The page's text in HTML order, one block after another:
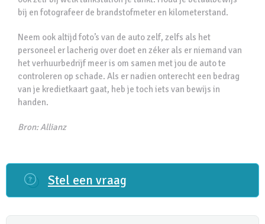
bij en fotografeer de brandstofmeter en kilometerstand.
Neem ook altijd foto’s van de auto zelf, zelfs als het
personeel er lacherig over doet en zéker als er niemand van
het verhuurbedrijf meer is om samen met jou de auto te
controleren op schade. Als er nadien onterecht een bedrag
van je kredietkaart gaat, heb je toch iets van bewijs in
handen.
Bron: Allianz
Stel een vraag